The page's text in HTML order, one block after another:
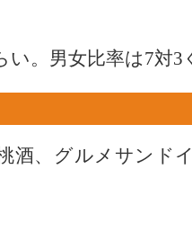
い。男女比率は7対
酒、グルメサンド